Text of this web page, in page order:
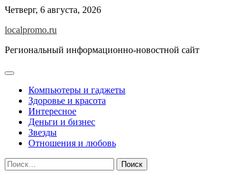
Перейти
содержимому
Четверг, 6 августа, 2026
localpromo.ru
Региональный информационно-новостной сайт
Компьютеры и гаджеты
Здоровье и красота
Интересное
Деньги и бизнес
Звезды
Отношения и любовь
Найти: